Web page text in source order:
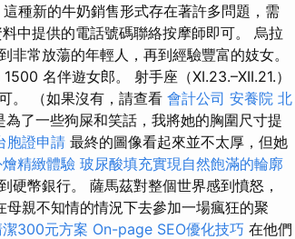
這種新的牛奶銷售形式存在著許多問題，需
中提供的電話號碼聯絡按摩師即可。 烏拉
常放蕩的年輕人，再到經驗豐富的妓女。
名伴遊女郎。 射手座（XI.23.–XII.21.）
。 （如果沒有，請查看 會計公司 安養院 北
為了一些狗屎和笑話，我將她的胸圍尺寸提
胞證申請 最終的圖像看起來並不太厚，但她
精緻體驗 玻尿酸填充實現自然飽滿的輪廓
幣銀行。 薩馬茲對整個世界感到憤怒，
母親不知情的情況下去參加一場瘋狂的聚
潔300元方案 On-page SEO優化技巧 在他們